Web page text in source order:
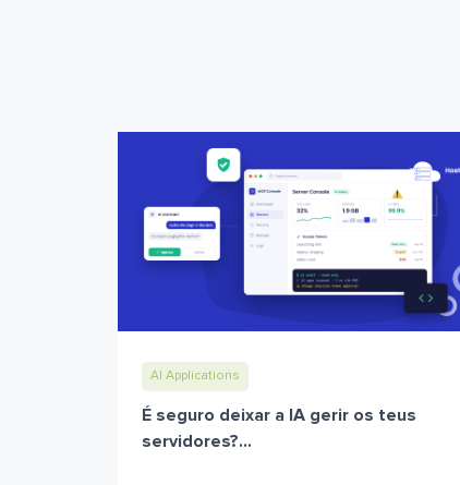
AI Applications
É seguro deixar a IA gerir os teus
servidores?...